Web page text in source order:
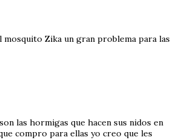
Zika un gran problema para las
las hormigas que hacen sus nidos en
compro para ellas yo creo que les